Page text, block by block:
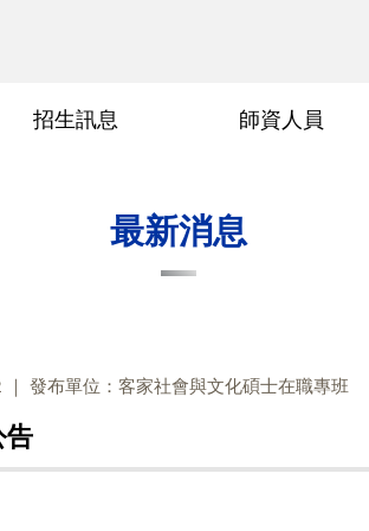
招生訊息 師資人員
最新消息
發布單位：客家社會與文化碩士在職專班
告